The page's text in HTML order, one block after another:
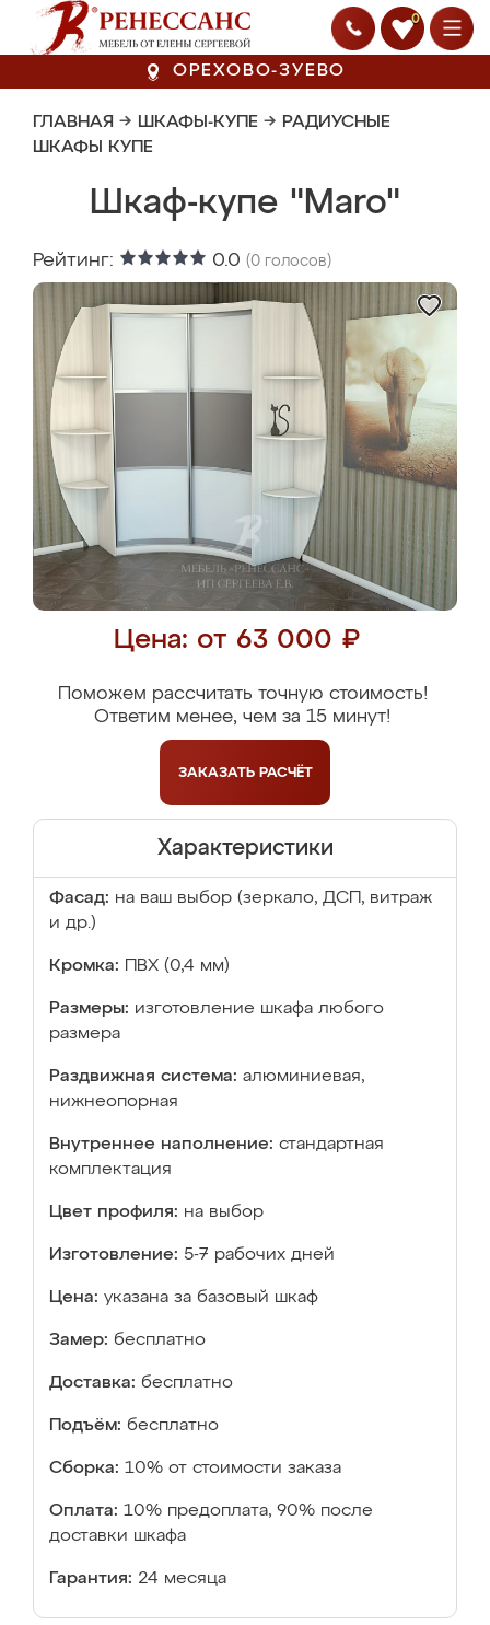
0
ОРЕХОВО-ЗУЕВО
ГЛАВНАЯ → ШКАФЫ-КУПЕ → РАДИУСНЫЕ
ШКАФЫ КУПЕ
Шкаф-купе "Maro"
Рейтинг: 0.0 (0 голосов)
Цена: от 63 000 ₽
Поможем рассчитать точную стоимость!
Ответим менее, чем за 15 минут!
ЗАКАЗАТЬ РАСЧЁТ
Характеристики
Фасад: на ваш выбор (зеркало, ДСП, витраж
и др.)
Кромка: ПВХ (0,4 мм)
Размеры: изготовление шкафа любого
размера
Раздвижная система: алюминиевая,
нижнеопорная
Внутреннее наполнение: стандартная
комплектация
Цвет профиля: на выбор
Изготовление: 5-7 рабочих дней
Цена: указана за базовый шкаф
Замер: бесплатно
Доставка: бесплатно
Подъём: бесплатно
Сборка: 10% от стоимости заказа
Оплата: 10% предоплата, 90% после
доставки шкафа
Гарантия: 24 месяца